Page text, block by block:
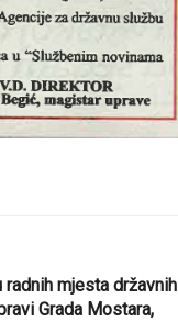
mjesta državnih
Grada Mostara,